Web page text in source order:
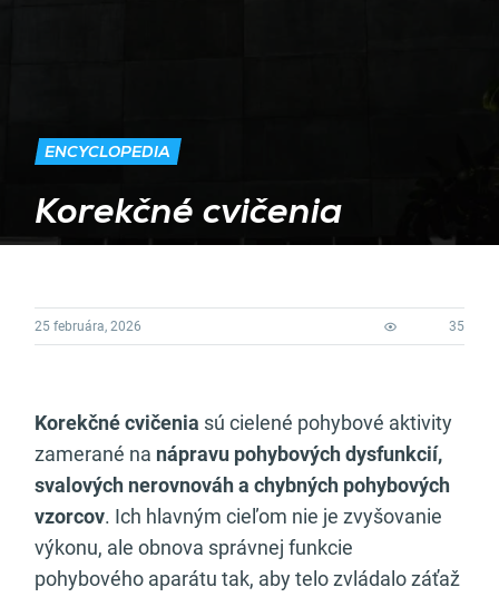
ENCYCLOPEDIA
Korekčné cvičenia
25 februára, 2026 35
Korekčné cvičenia sú cielené pohybové aktivity
zamerané na nápravu pohybových dysfunkcií,
svalových nerovnováh a chybných pohybových
vzorcov. Ich hlavným cieľom nie je zvyšovanie
výkonu, ale obnova správnej funkcie
pohybového aparátu tak, aby telo zvládalo záťaž